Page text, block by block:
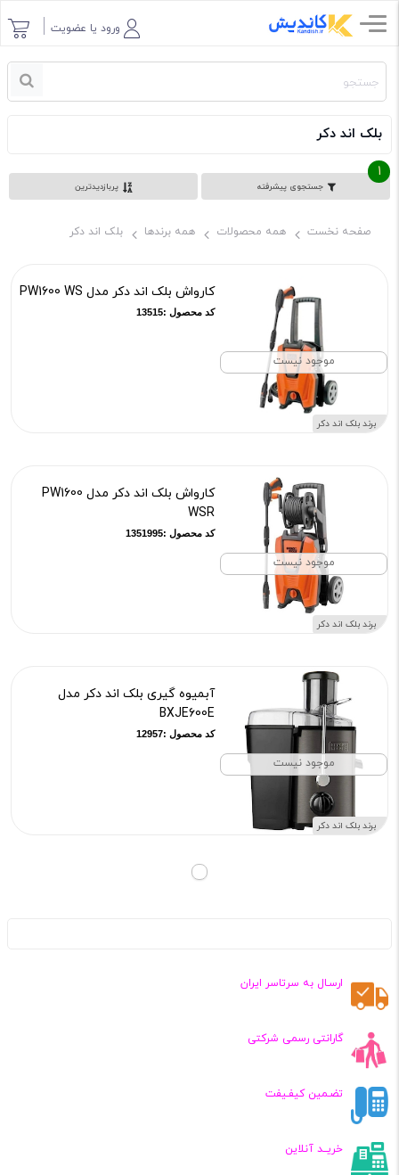
ورود یا عضویت
بلک اند دکر
جستجوی پیشرفته
1
پربازدیدترین
صفحه نخست همه محصولات همه برندها بلک اند دکر
موجود نیست
برند بلک اند دکر
کارواش بلک اند دکر مدل PW1600 WS
کد محصول :13515
موجود نیست
برند بلک اند دکر
کارواش بلک اند دکر مدل PW1600
WSR
کد محصول :1351995
موجود نیست
برند بلک اند دکر
آبمیوه گیری بلک اند دکر مدل
BXJE600E
کد محصول :12957
ارسـال به سرتاسر ایران
گارانتی رسمی شرکتی
تضـمین کیفـیفت
خریــد آنلاین